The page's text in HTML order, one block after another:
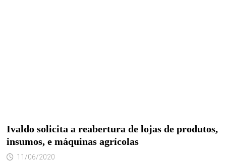
Ivaldo solicita a reabertura de lojas de produtos,
insumos, e máquinas agrícolas
11/06/2020